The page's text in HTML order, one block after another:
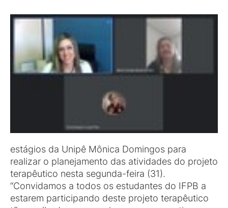
estágios da Unipê Mônica Domingos para
realizar o planejamento das atividades do projeto
terapêutico nesta segunda-feira (31).
“Convidamos a todos os estudantes do IFPB a
estarem participando deste projeto terapêutico